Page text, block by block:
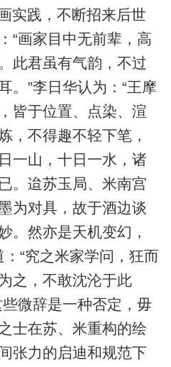
实践，不断招来后世
“画家目中无前辈，高
此君虽有气韵，不过
。”李日华认为：“王摩
皆于位置、点染、渲
，不得趣不轻下笔，
一山，十日一水，诸
。迨苏玉局、米南宫
为对具，故于酒边谈
。然亦是天机变幻，
“究之米家学问，狂而
之，不敢沈沦于此
微辞是一种否定，毋
士在苏、米重构的绘
张力的启迪和规范下